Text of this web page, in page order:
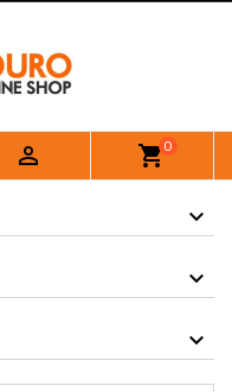
 shopping_cart0